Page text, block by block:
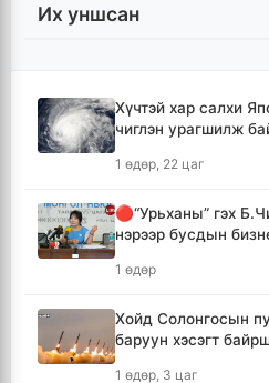
Ихэнх нутгаар
🔴ЦЕГ: Орон сууцны
2,918 иргэн 53.3
18 цаг, 49 минут
🔴УБЕГ: Баригдаж
давхардсан тоогоор
🔴С.Амарсайхан:
Их уншсан
Хүчтэй хар салхи
чиглэн урагшилж
1 өдөр, 22 цаг
🔴“Урьханы” гэх
нэрээр бусдын
1 өдөр
Хойд Солонгосын
баруун хэсэгт
1 өдөр, 3 цаг